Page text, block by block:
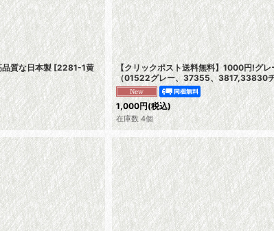
質な日本製 [2281-1黄
【クリックポスト送料無料】1000円!グ
（01522グレー、37355、3817,33830
1,000円(税込)
在庫数 4個